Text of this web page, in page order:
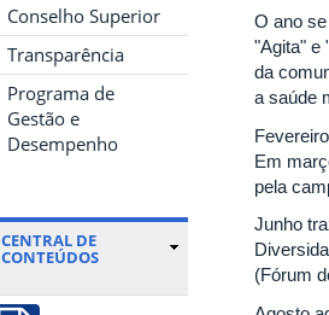
Conselho Superior
Transparência
Programa de
Gestão e
Desempenho
CENTRAL DE
CONTEÚDOS
O ano
"Agita" e
da
a saúde
Em
pela
Junho
(Fórum